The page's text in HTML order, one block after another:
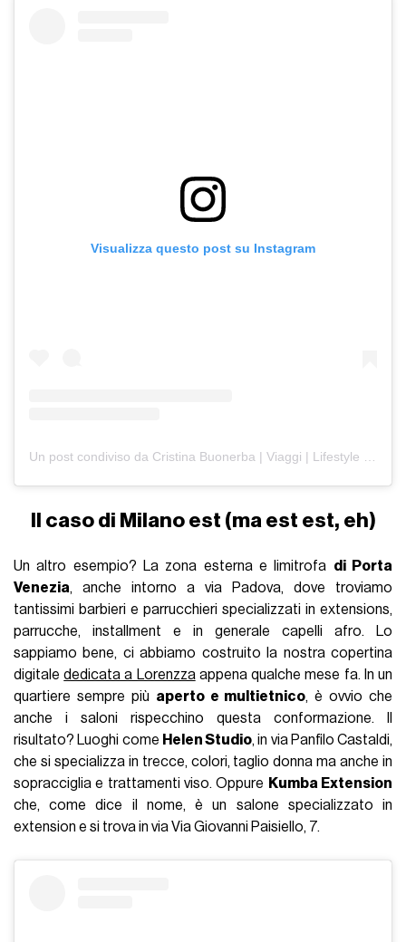
Visualizza questo post su Instagram
Un post condiviso da Cristina Buonerba | Viaggi | Lifestyle (@thelazytrotter)
Il caso di Milano est (ma est est, eh)
Un altro esempio? La zona esterna e limitrofa di Porta
Venezia, anche intorno a via Padova, dove troviamo
tantissimi barbieri e parrucchieri specializzati in extensions,
parrucche, installment e in generale capelli afro. Lo
sappiamo bene, ci abbiamo costruito la nostra copertina
digitalededicata a Lorenzzaappena qualche mese fa. In un
quartiere sempre più aperto e multietnico, è ovvio che
anche i saloni rispecchino questa conformazione. Il
risultato? Luoghi come Helen Studio, in via Panfilo Castaldi,
che si specializza in trecce, colori, taglio donna ma anche in
sopracciglia e trattamenti viso. Oppure Kumba Extension
che, come dice il nome, è un salone specializzato in
extension e si trova in via Via Giovanni Paisiello, 7.